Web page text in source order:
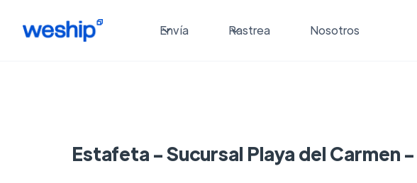
Envía Rastrea Nosotros
Estafeta - Sucursal Playa del Carmen -